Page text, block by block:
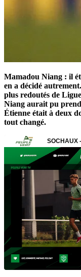
Mamadou Niang : il
en a décidé autrement.
plus redoutés de
Niang aurait pu
Étienne était à deux
tout changé.